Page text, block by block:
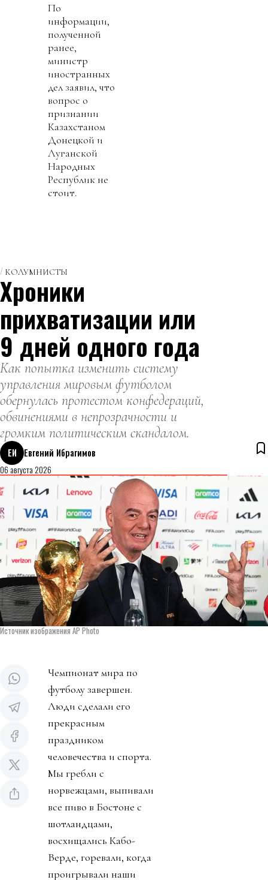
По
информации,
полученной
ранее,
министр
иностранных
дел заявил, что
вопрос о
признании
Казахстаном
Донецкой и
Луганской
Народных
Республик не
стоит.
КОЛУМНИСТЫ
Хроники
прихватизации или
9 дней одного года
Как попытка изменить систему
управления мировым футболом
обернулась протестом конфедераций,
обвинениями в непрозрачности и
громким политическим скандалом.
ЕИ
Евгений Ибрагимов
06 августа 2026
Источник изображения AP Photo
Чемпионат мира по
футболу завершен.
Люди сделали его
прекрасным
праздником
человечества и спорта.
Мы гребли с
норвежцами, выпивали
все пиво в Бостоне с
шотландцами,
восхищались Кабо-
Верде, горевали, когда
проигрывали наши